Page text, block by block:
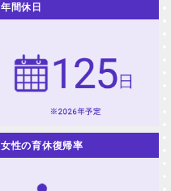
年間休日
女性の育休復帰率